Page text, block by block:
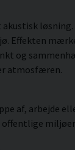
Effekten
og
atmosfæren.
af, arbejde